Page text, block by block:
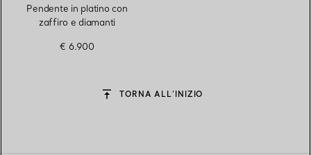
Pendente in platino con
zaffiro e diamanti
€ 6.900
TORNA ALL’INIZIO